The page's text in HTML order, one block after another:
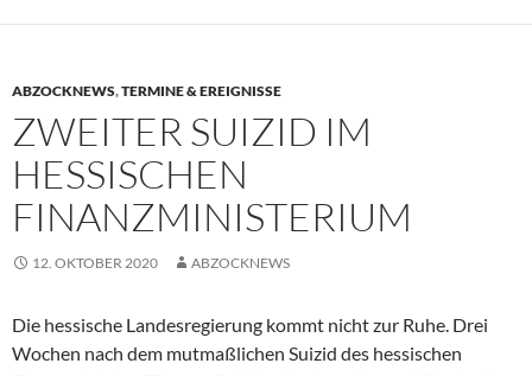
ABZOCKNEWS,TERMINE & EREIGNISSE
ZWEITER SUIZID IM
HESSISCHEN
FINANZMINISTERIUM
12. OKTOBER 2020 ABZOCKNEWS
Die hessische Landesregierung kommt nicht zur Ruhe. Drei
Wochen nach dem mutmaßlichen Suizid des hessischen